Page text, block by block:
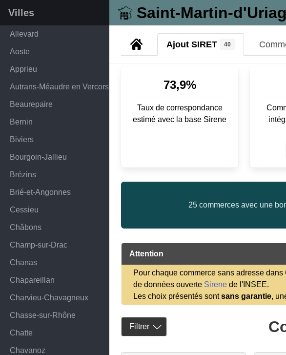
Saint-Martin-
Villes
Allevard
Aoste
Apprieu
Autrans-Méaudre en Vercors
Beaurepaire
Bernin
Biviers
Bourgoin-Jallieu
Brézins
Brié-et-Angonnes
Cessieu
Châbons
Champ-sur-Drac
Chanas
Chapareillan
Charvieu-Chavagneux
Chasse-sur-Rhône
Chatte
Chavanoz
Ajout SIRET 40
73,9%
Taux de correspondance
estimé avec la base Sirene
25 commerces avec une
Attention
Pour chaque commerce sans adresse
de données ouverte Sirene de l'INSEE.
Les choix présentés sontsans garantie,
Filtrer